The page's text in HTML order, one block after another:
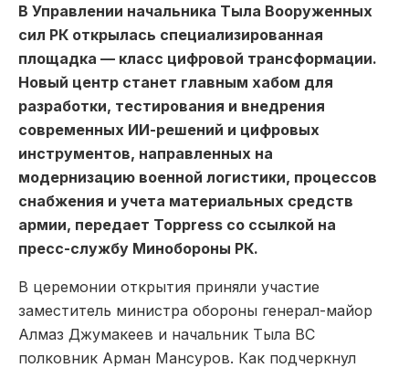
В Управлении начальника Тыла Вооруженных
сил РК открылась специализированная
площадка — класс цифровой трансформации.
Новый центр станет главным хабом для
разработки, тестирования и внедрения
современных ИИ-решений и цифровых
инструментов, направленных на
модернизацию военной логистики, процессов
снабжения и учета материальных средств
армии, передает Toppress со ссылкой на
пресс-службу Минобороны РК.
В церемонии открытия приняли участие
заместитель министра обороны генерал-майор
Алмаз Джумакеев и начальник Тыла ВС
полковник Арман Мансуров. Как подчеркнул